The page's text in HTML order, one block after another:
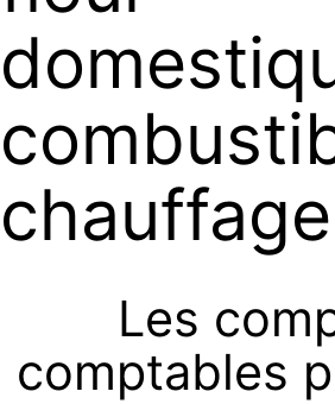
chauffage
Les
comptables